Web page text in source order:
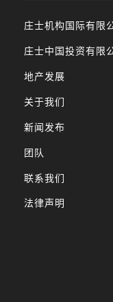
庄士机构国际有限
庄士中国投资有限
地产发展
关于我们
新闻发布
团队
联系我们
法律声明